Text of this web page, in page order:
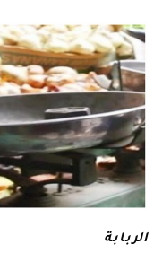
الربابة